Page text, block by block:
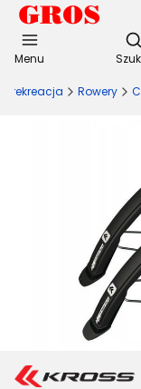
Menu
i rekreacja Rowery